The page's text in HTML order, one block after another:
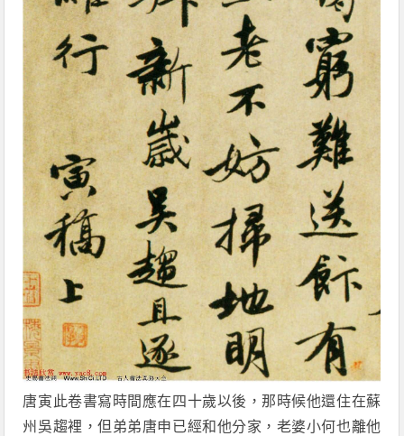
唐寅此卷書寫時間應在四十歲以後，那時候他還住在蘇
州吳趨裡，但弟弟唐申已經和他分家，老婆小何也離他